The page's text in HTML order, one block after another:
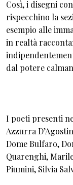
Così, i disegni
rispecchino la
esempio alle
in realtà
dal potere
I poeti presenti
Azzurra
Dome Bulfaro,
Quarenghi,
Piumini, Silvia